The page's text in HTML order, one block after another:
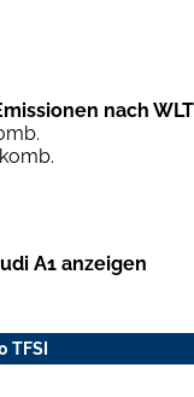
nach
A1 anzeigen
TFSI